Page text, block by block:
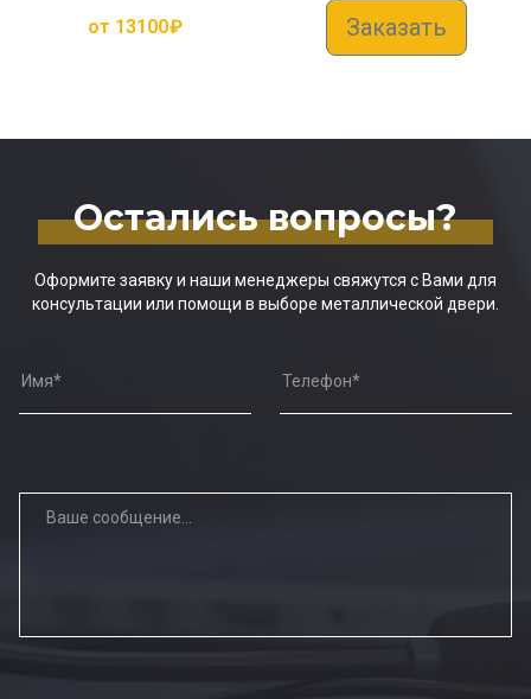
от 13100₽ Заказать
Остались вопросы?
Оформите заявку и наши менеджеры свяжутся с Вами для
консультации или помощи в выборе металлической двери.